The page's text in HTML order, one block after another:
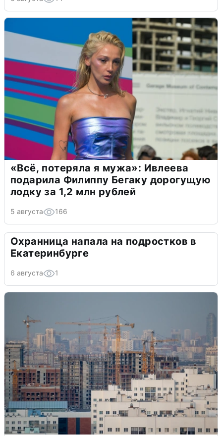
«Всё, потеряла я мужа»: Ивлеева
подарила Филиппу Бегаку дорогущую
лодку за 1,2 млн рублей
5 августа 166
Охранница напала на подростков в
Екатеринбурге
6 августа 1